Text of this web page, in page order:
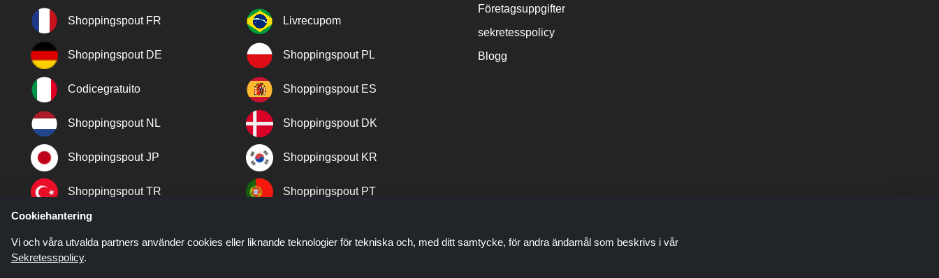
Shoppingspout FR Livrecupom
Shoppingspout DE Shoppingspout PL
Codicegratuito Shoppingspout ES
Shoppingspout NL Shoppingspout DK
Shoppingspout JP Shoppingspout KR
Shoppingspout TR Shoppingspout PT
Shoppingspout NO
Företagsuppgifter
sekretesspolicy
Blogg
Cookiehantering
Vi och våra utvalda partners använder cookies eller liknande teknologier för tekniska och, med ditt samtycke, för andra ändamål som beskrivs i vår
Sekretesspolicy.